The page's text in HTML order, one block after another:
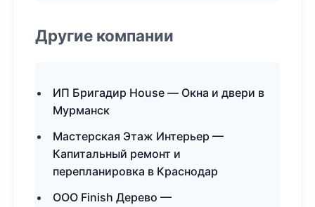
Другие компании
ИП Бригадир House — Окна и двери в
Мурманск
Мастерская Этаж Интерьер —
Капитальный ремонт и
перепланировка в Краснодар
ООО Finish Дерево —